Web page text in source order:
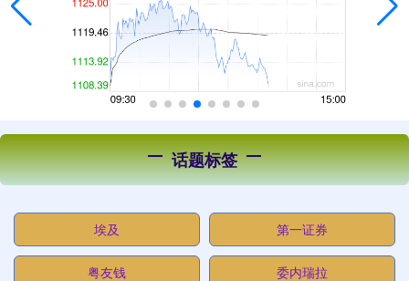
话题标签
埃及 第一证券
粤友钱 委内瑞拉